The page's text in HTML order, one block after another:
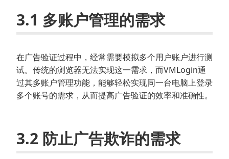
3.1 多账户管理的需求
在广告验证过程中，经常需要模拟多个用户账户进行测
试。传统的浏览器无法实现这一需求，而VMLogin通
过其多账户管理功能，能够轻松实现同一台电脑上登录
多个账号的需求，从而提高广告验证的效率和准确性。
3.2 防止广告欺诈的需求